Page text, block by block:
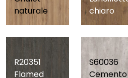
naturale
chiaro
R20351
Flamed
S60036
Cemento